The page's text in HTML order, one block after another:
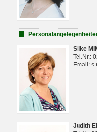
Silke
Tel.Nr.:
Email:
Judith